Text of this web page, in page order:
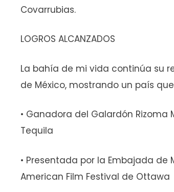
Covarrubias.
LOGROS ALCANZADOS
La bahía de mi vida continúa su
de México, mostrando un país
• Ganadora del Galardón
Tequila
• Presentada por la Embajada
American Film Festival de Ottawa